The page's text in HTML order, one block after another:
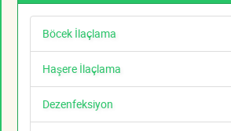
Böcek İlaçlama
Haşere İlaçlama
Dezenfeksiyon